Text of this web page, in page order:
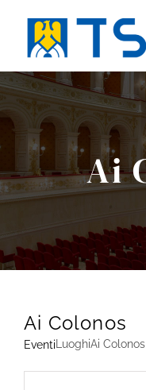
contenuto
Ai
Ai Colonos
EventiLuoghiAi Colonos